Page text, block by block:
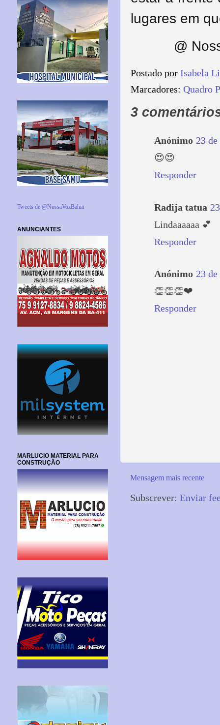
lugares em
@
Postado por Isabela
Marcadores: Quadro
3
Anónimo 23
😍😍
Responder
Radija tatua
Lindaaaaaa 💕
Responder
Anónimo 23
👏👏👏❤️
Responder
Mensagem mais recente
Subscrever: Enviar
Tweets de @NossaVozBahia
ANUNCIANTES
MARLUCIO MATERIAL PARA
CONSTRUÇÃO